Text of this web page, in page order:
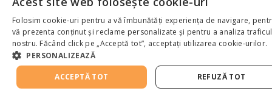
Folosim cookie-uri pentru a vă îmbunătăți experiența de navigare,
vă prezenta conținut și reclame personalizate și pentru a analiza traficul
nostru. Făcând click pe „Acceptă tot”, acceptați utilizarea cookie-urilor.
PERSONALIZEAZĂ
ACCEPTĂ TOT REFUZĂ TOT